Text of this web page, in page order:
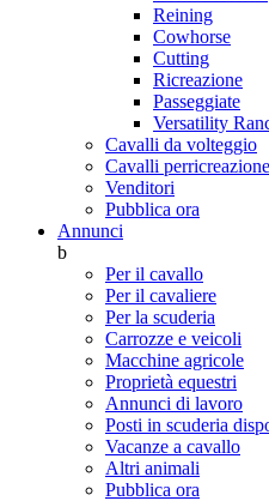
Reining
Cowhorse
Cutting
Ricreazione
Passeggiate
Versatility
Cavalli da volteggio
Cavalli perricreazione
Venditori
Pubblica ora
Annunci
b
Per il cavallo
Per il cavaliere
Per la scuderia
Carrozze e veicoli
Macchine agricole
Proprietà equestri
Annunci di lavoro
Posti in scuderia
Vacanze a cavallo
Altri animali
Pubblica ora